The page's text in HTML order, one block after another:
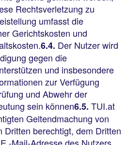
Rechtsverletzung zu
umfasst die
Gerichtskosten und
6.4. Der Nutzer wird
gegen die
und insbesondere
zur Verfügung
und Abwehr der
sein können6.5. TUI.at
Geltendmachung von
Dritten berechtigt, dem Dritten
Mail-Adresse des Nutzers